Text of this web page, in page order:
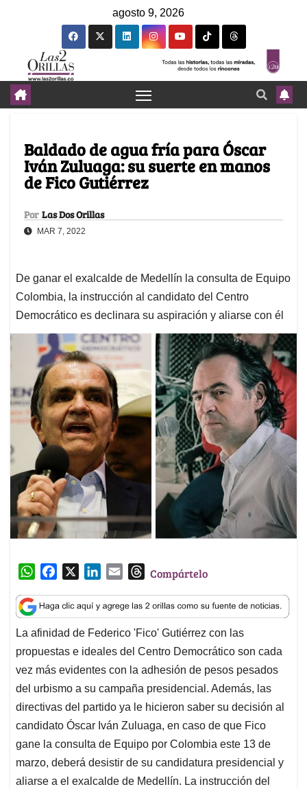
agosto 9, 2026
Baldado de agua fría para Óscar
Iván Zuluaga: su suerte en manos
de Fico Gutiérrez
Por Las Dos Orillas
MAR 7, 2022
De ganar el exalcalde de Medellín la consulta de Equipo
Colombia, la instrucción al candidato del Centro
Democrático es declinara su aspiración y aliarse con él
W
a
t
s
A
p
p
c
e
b
o
o
k
n
k
e
d
I
n
a
i
l
T
r
e
a
d
s
Compártelo
La afinidad de Federico 'Fico' Gutiérrez con las
propuestas e ideales del Centro Democrático son cada
vez más evidentes con la adhesión de pesos pesados
del urbismo a su campaña presidencial. Además, las
directivas del partido ya le hicieron saber su decisión al
candidato Óscar Iván Zuluaga, en caso de que Fico
gane la consulta de Equipo por Colombia este 13 de
marzo, deberá desistir de su candidatura presidencial y
aliarse a el exalcalde de Medellín. La instrucción del